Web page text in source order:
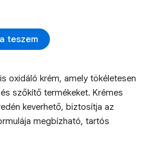
teszem
oxidáló krém, amely tökéletesen
szőkítő termékeket. Krémes
keverhető, biztosítja az
megbízható, tartós